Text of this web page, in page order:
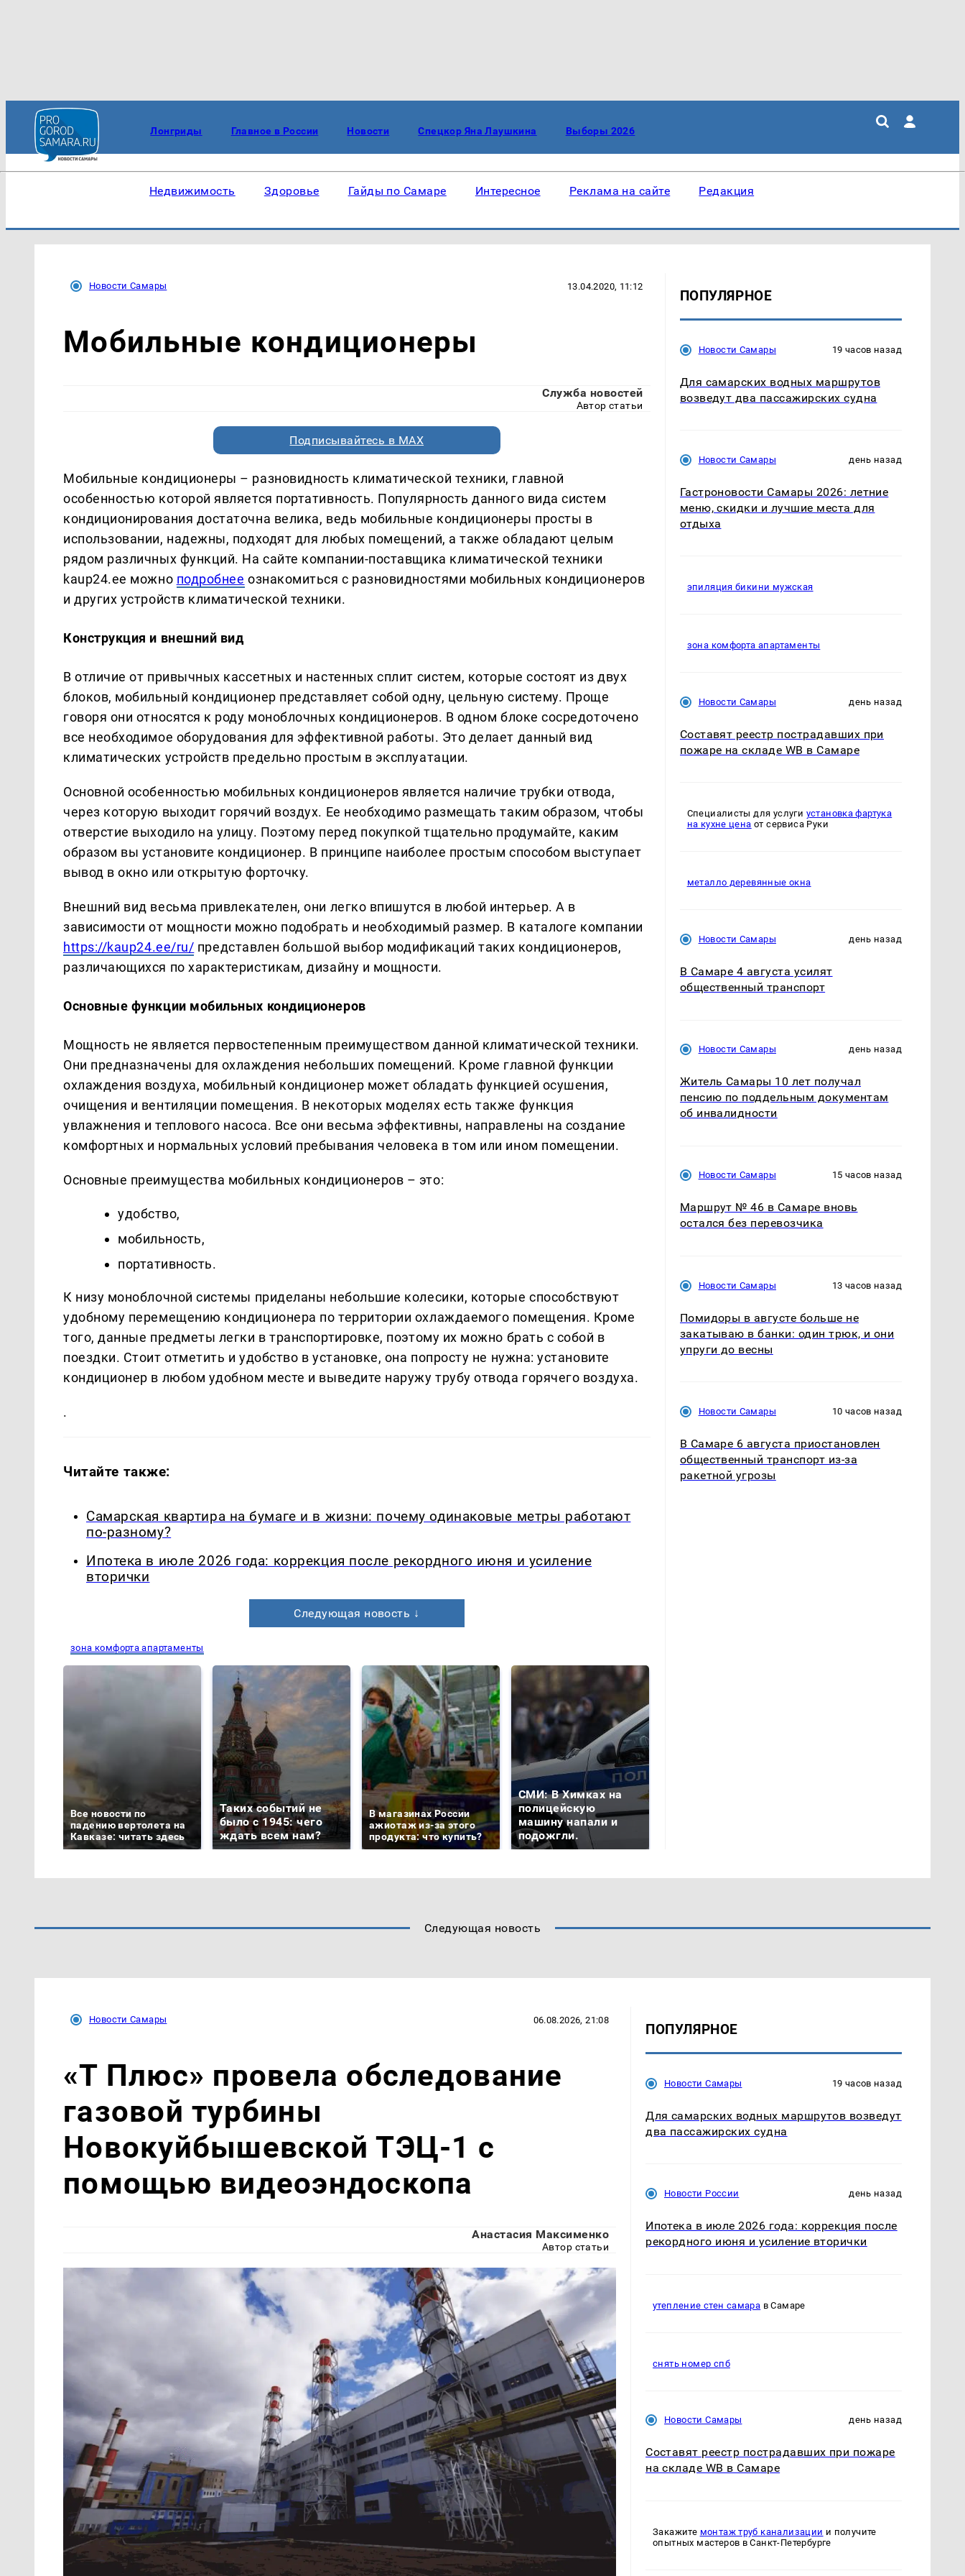
Лонгриды Главное в России Новости Спецкор Яна Лаушкина Выборы 2026
Недвижимость Здоровье Гайды по Самаре Интересное Реклама на сайте Редакция
Новости Самары 13.04.2020, 11:12
Мобильные кондиционеры
Служба новостей
Автор статьи
Подписывайтесь в MAX
Мобильные кондиционеры – разновидность климатической техники, главной
особенностью которой является портативность. Популярность данного вида систем
кондиционирования достаточна велика, ведь мобильные кондиционеры просты в
использовании, надежны, подходят для любых помещений, а также обладают целым
рядом различных функций. На сайте компании-поставщика климатической техники
kaup24.ee можно подробнее ознакомиться с разновидностями мобильных кондиционеров
и других устройств климатической техники.
Конструкция и внешний вид
В отличие от привычных кассетных и настенных сплит систем, которые состоят из двух
блоков, мобильный кондиционер представляет собой одну, цельную систему. Проще
говоря они относятся к роду моноблочных кондиционеров. В одном блоке сосредоточено
все необходимое оборудования для эффективной работы. Это делает данный вид
климатических устройств предельно простым в эксплуатации.
Основной особенностью мобильных кондиционеров является наличие трубки отвода,
через которую выходит горячий воздух. Ее необходимо размещать таким образом, чтобы
отверстие выходило на улицу. Поэтому перед покупкой тщательно продумайте, каким
образом вы установите кондиционер. В принципе наиболее простым способом выступает
вывод в окно или открытую форточку.
Внешний вид весьма привлекателен, они легко впишутся в любой интерьер. А в
зависимости от мощности можно подобрать и необходимый размер. В каталоге компании
https://kaup24.ee/ru/ представлен большой выбор модификаций таких кондиционеров,
различающихся по характеристикам, дизайну и мощности.
Основные функции мобильных кондиционеров
Мощность не является первостепенным преимуществом данной климатической техники.
Они предназначены для охлаждения небольших помещений. Кроме главной функции
охлаждения воздуха, мобильный кондиционер может обладать функцией осушения,
очищения и вентиляции помещения. В некоторых моделях есть также функция
увлажнения и теплового насоса. Все они весьма эффективны, направлены на создание
комфортных и нормальных условий пребывания человека в том или ином помещении.
Основные преимущества мобильных кондиционеров – это:
удобство,
мобильность,
портативность.
К низу моноблочной системы приделаны небольшие колесики, которые способствуют
удобному перемещению кондиционера по территории охлаждаемого помещения. Кроме
того, данные предметы легки в транспортировке, поэтому их можно брать с собой в
поездки. Стоит отметить и удобство в установке, она попросту не нужна: установите
кондиционер в любом удобном месте и выведите наружу трубу отвода горячего воздуха.
.
Читайте также:
Самарская квартира на бумаге и в жизни: почему одинаковые метры работают
по-разному?
Ипотека в июле 2026 года: коррекция после рекордного июня и усиление
вторички
Следующая новость ↓
зона комфорта апартаменты
Все новости по
падению вертолета на
Кавказе: читать здесь
Таких событий не
было с 1945: чего
ждать всем нам?
В магазинах России
ажиотаж из-за этого
продукта: что купить?
СМИ: В Химках на
полицейскую
машину напали и
подожгли.
ПОПУЛЯРНОЕ
Новости Самары 19 часов назад
Для самарских водных маршрутов
возведут два пассажирских судна
Новости Самары день назад
Гастроновости Самары 2026: летние
меню, скидки и лучшие места для
отдыха
эпиляция бикини мужская
зона комфорта апартаменты
Новости Самары день назад
Составят реестр пострадавших при
пожаре на складе WB в Самаре
Специалисты для услуги установка фартука
на кухне цена от сервиса Руки
металло деревянные окна
Новости Самары день назад
В Самаре 4 августа усилят
общественный транспорт
Новости Самары день назад
Житель Самары 10 лет получал
пенсию по поддельным документам
об инвалидности
Новости Самары 15 часов назад
Маршрут № 46 в Самаре вновь
остался без перевозчика
Новости Самары 13 часов назад
Помидоры в августе больше не
закатываю в банки: один трюк, и они
упруги до весны
Новости Самары 10 часов назад
В Самаре 6 августа приостановлен
общественный транспорт из-за
ракетной угрозы
Следующая новость
Новости Самары 06.08.2026, 21:08
«Т Плюс» провела обследование
газовой турбины
Новокуйбышевской ТЭЦ-1 с
помощью видеоэндоскопа
Анастасия Максименко
Автор статьи
ПОПУЛЯРНОЕ
Новости Самары 19 часов назад
Для самарских водных маршрутов возведут
два пассажирских судна
Новости России день назад
Ипотека в июле 2026 года: коррекция после
рекордного июня и усиление вторички
утепление стен самара в Самаре
снять номер спб
Новости Самары день назад
Составят реестр пострадавших при пожаре
на складе WB в Самаре
Закажите монтаж труб канализации и получите
опытных мастеров в Санкт-Петербурге